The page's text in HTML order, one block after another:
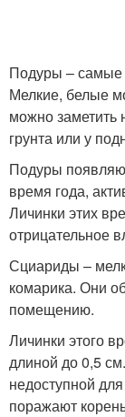
Подуры – самые
Мелкие, белые
можно заметить
грунта или у
Подуры
время года,
Личинки этих
отрицательное
Сциариды –
комарика. Они
помещению.
Личинки этого
длиной до 0,5
недоступной
поражают